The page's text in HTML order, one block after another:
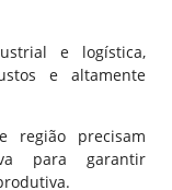
e logística,
e altamente
região precisam
para garantir